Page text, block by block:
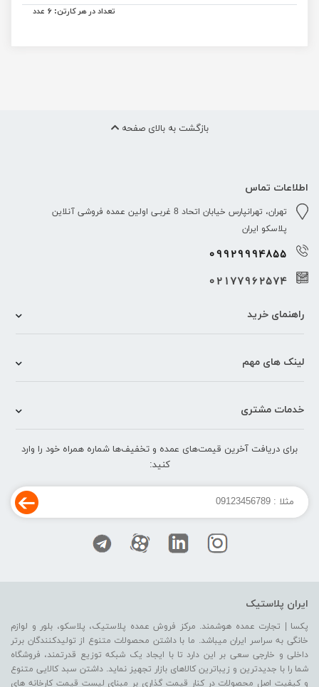
تعداد در هر کارتن: 6 عدد
بازگشت به بالای صفحه
اطلاعات تماس
تهران، تهرانپارس خیابان اتحاد 8 غربـی اولین عمده فروشی آنلاین
پلاسکو ایران
09929994855
02177962574
راهنمای خرید
لینک های مهم
خدمات مشتری
برای دریافت آخرین قیمت‌های عمده و تخفیف‌ها شماره همراه خود را وارد
کنید:
ایران پلاستیک
پکسا | تجارت عمده هوشمند. مرکز فروش عمده پلاستیک، پلاسکو، بلور و لوازم
خانگی به سراسر ایران میباشد. ما با داشتن محصولات متنوع از تولیدکنندگان برتر
داخلی و خارجی سعی بر این دارد تا با ایجاد یک شبکه توزیع قدرتمند، فروشگاه
شما را با جدیدترین و زیباترین کالاهای بازار تجهیز نماید. داشتن سبد کالایی متنوع
و کیفیت اصل محصولات در کنار قیمت گذاری بر مبنای لیست قیمت کارخانه های